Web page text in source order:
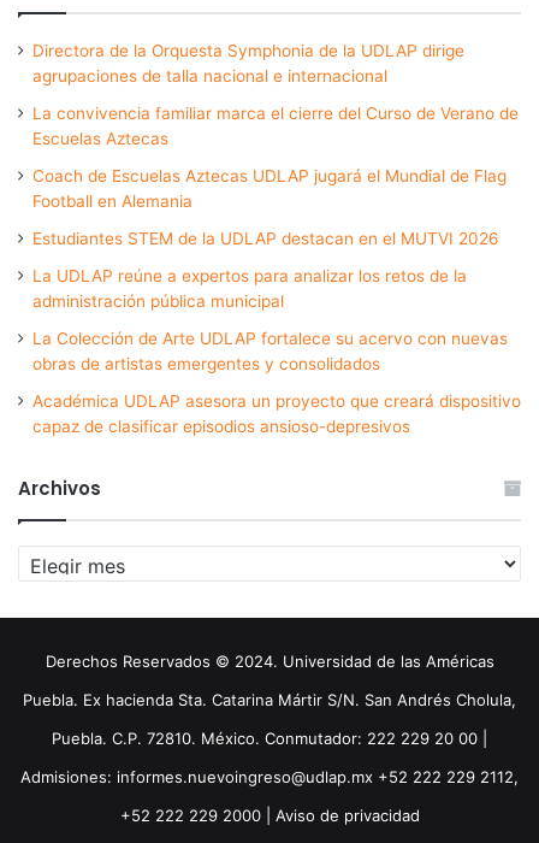
Directora de la Orquesta Symphonia de la UDLAP dirige
agrupaciones de talla nacional e internacional
La convivencia familiar marca el cierre del Curso de Verano de
Escuelas Aztecas
Coach de Escuelas Aztecas UDLAP jugará el Mundial de Flag
Football en Alemania
Estudiantes STEM de la UDLAP destacan en el MUTVI 2026
La UDLAP reúne a expertos para analizar los retos de la
administración pública municipal
La Colección de Arte UDLAP fortalece su acervo con nuevas
obras de artistas emergentes y consolidados
Académica UDLAP asesora un proyecto que creará dispositivo
capaz de clasificar episodios ansioso-depresivos
Archivos
Archivos
Derechos Reservados © 2024. Universidad de las Américas
Puebla. Ex hacienda Sta. Catarina Mártir S/N. San Andrés Cholula,
Puebla. C.P. 72810. México. Conmutador: 222 229 20 00 |
Admisiones: informes.nuevoingreso@udlap.mx +52 222 229 2112,
+52 222 229 2000 | Aviso de privacidad